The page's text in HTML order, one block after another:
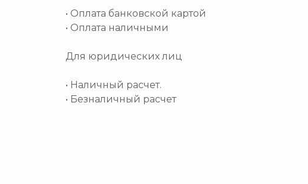
• Оплата банковской картой
• Оплата наличными
Для юридических лиц
• Наличный расчет.
• Безналичный расчет